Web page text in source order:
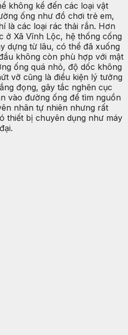
không kể đến các loại vật
ống như đồ chơi trẻ em,
là các loại rác thải rắn. Hơn
ở Xã Vĩnh Lộc, hệ thống cống
dựng từ lâu, có thể đã xuống
không còn phù hợp với mật
ống quá nhỏ, độ dốc không
vỡ cũng là điều kiện lý tưởng
đọng, gây tắc nghẽn cục
vào đường ống để tìm nguồn
nhân tự nhiên nhưng rất
thiết bị chuyên dụng như máy